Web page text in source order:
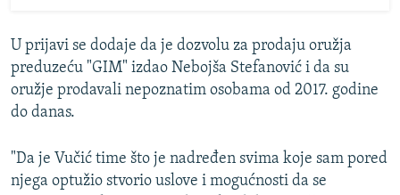
U prijavi se dodaje da je dozvolu za prodaju oružja
preduzeću "GIM" izdao Nebojša Stefanović i da su
oružje prodavali nepoznatim osobama od 2017. godine
do danas.
"Da je Vučić time što je nadređen svima koje sam pored
njega optužio stvorio uslove i mogućnosti da se